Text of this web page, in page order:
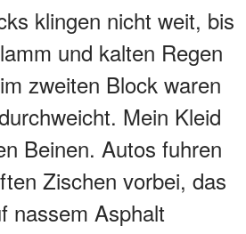
klingen nicht weit, bis
und kalten Regen
zweiten Block waren
Mein Kleid
Beinen. Autos fuhren
Zischen vorbei, das
nassem Asphalt